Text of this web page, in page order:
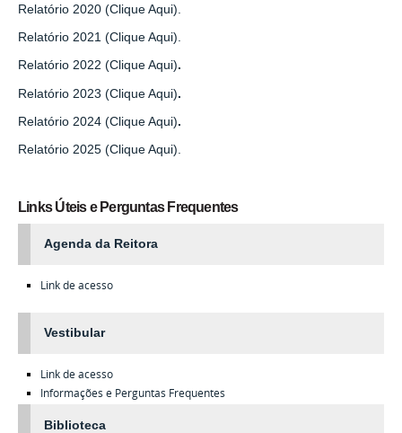
Relatório 2020 (Clique Aqui).
Relatório 2021 (Clique Aqui).
Relatório 2022 (Clique Aqui).
Relatório 2023 (Clique Aqui).
Relatório 2024 (Clique Aqui).
Relatório 2025 (Clique Aqui).
Links Úteis e Perguntas Frequentes
Agenda da Reitora
Link de acesso
Vestibular
Link de acesso
Informações e Perguntas Frequentes
Biblioteca